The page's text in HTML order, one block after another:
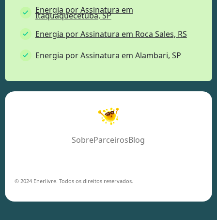
Energia por Assinatura em
Itaquaquecetuba, SP
Energia por Assinatura em Roca Sales, RS
Energia por Assinatura em Alambari, SP
© 2024 Enerlivre. Todos os direitos reservados.
SobreParceirosBlog